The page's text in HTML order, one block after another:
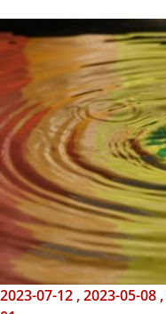
Obraz
2023-07-12 ,2023-05-08 ,